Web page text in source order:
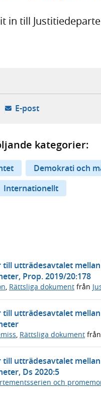
in till
webbplats,
extern webbplats,
öppnas i ny flik, extern
E-post- öppnar din e-
kategorier:
Demokrati och
Internationellt
utträdesavtalet
Prop. 2019/20:178
, Rättsliga dokument från
utträdesavtalet
, Rättsliga dokument från
utträdesavtalet
Ds 2020:5
och